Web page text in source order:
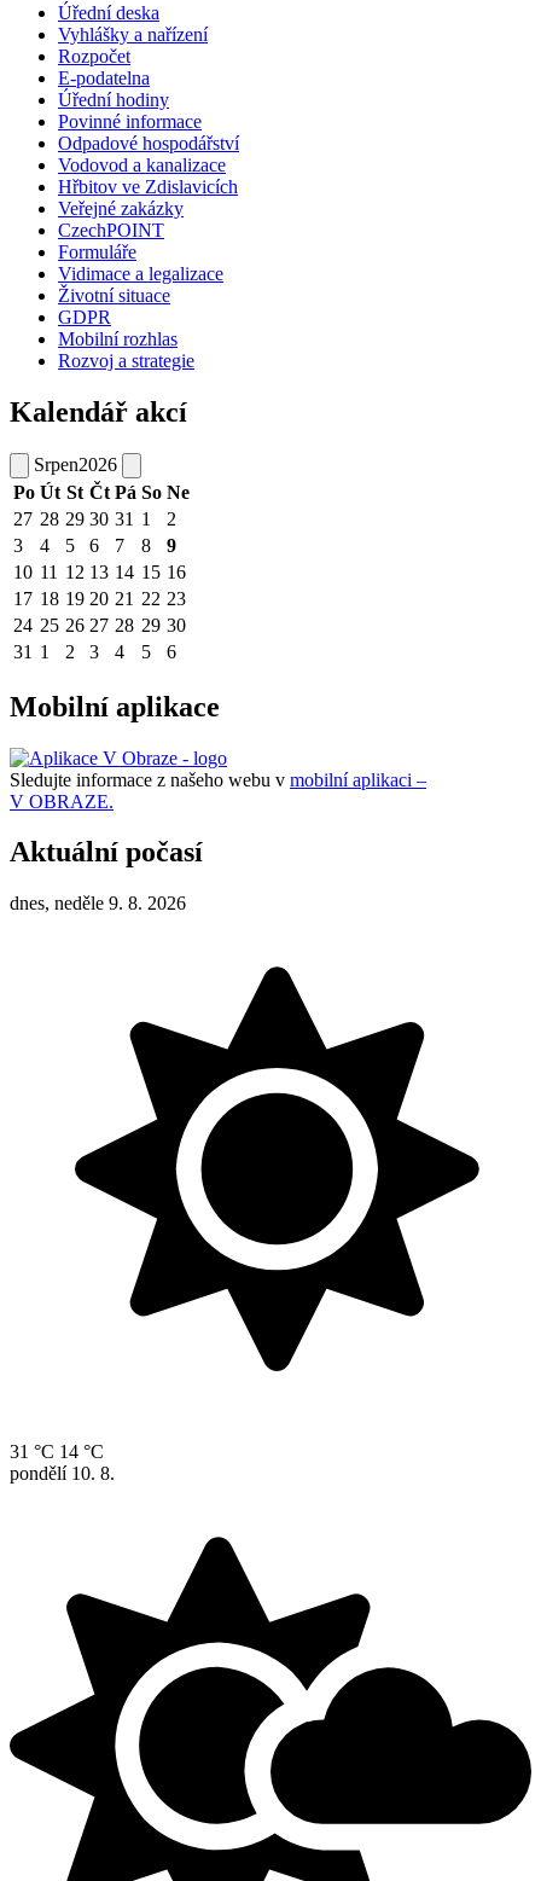
Úřední deska
Vyhlášky a nařízení
Rozpočet
E-podatelna
Úřední hodiny
Povinné informace
Odpadové hospodářství
Vodovod a kanalizace
Hřbitov ve Zdislavicích
Veřejné zakázky
CzechPOINT
Formuláře
Vidimace a legalizace
Životní situace
GDPR
Mobilní rozhlas
Rozvoj a strategie
Kalendář akcí
Srpen2026
Po Út St Čt Pá So Ne
27 28 29 30 31 1
2
3
4 5 6 7 8
9
10 11 12 13 14 15 16
17 18 19 20 21 22 23
24 25 26 27 28 29 30
31 1 2 3 4 5 6
Mobilní aplikace
Sledujte informace z našeho webu v mobilní aplikaci –
V OBRAZE.
Aktuální počasí
dnes, neděle 9. 8. 2026
31 °C 14 °C
pondělí 10. 8.